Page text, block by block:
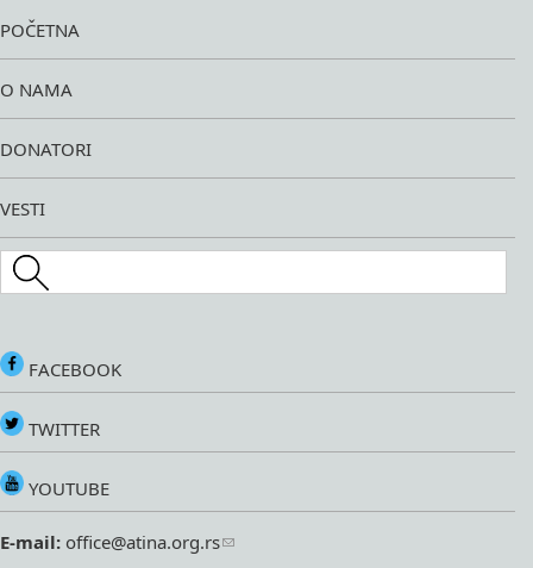
POČETNA
O NAMA
DONATORI
VESTI
Search this site
FACEBOOK
TWITTER
YOUTUBE
E-mail: office@atina.org.rs